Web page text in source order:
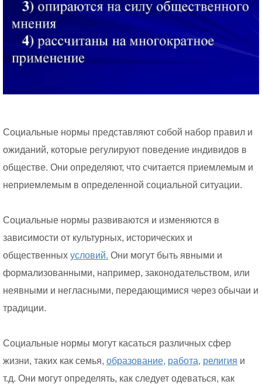
Социальные нормы представляют собой набор правил и
ожиданий, которые регулируют поведение индивидов в
обществе. Они определяют, что считается приемлемым и
неприемлемым в определенной социальной ситуации.
Социальные нормы развиваются и изменяются в
зависимости от культурных, исторических и
общественных условий. Они могут быть явными и
формализованными, например, законодательством, или
неявными и негласными, передающимися через обычаи и
традиции.
Социальные нормы могут касаться различных сфер
жизни, таких как семья, образование, работа, религия и
т.д. Они могут определять, как следует одеваться, как